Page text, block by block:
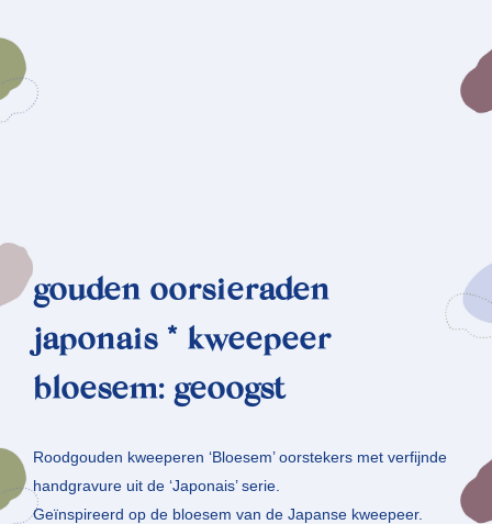
gouden oorsieraden
japonais * kweepeer
bloesem: geoogst
Roodgouden kweeperen ‘Bloesem’ oorstekers met verfijnde
handgravure uit de ‘Japonais’ serie.
Geïnspireerd op de bloesem van de Japanse kweepeer.